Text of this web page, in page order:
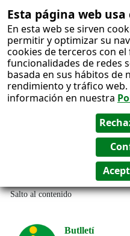
Esta página web usa
En esta web se sirven
permitir y optimizar su
cookies de terceros con
funcionalidades de redes
basada en sus hábitos de
rendimiento y tráfico
información en nuestra
Salto al contenido
Butlletí